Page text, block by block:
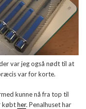
var jeg også nødt til at
var for korte.
kunne nå fra top til
købther. Penalhuset har